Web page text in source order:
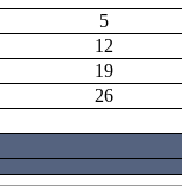
5
12
19
26